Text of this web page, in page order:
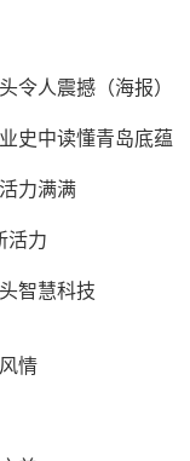
令人震撼（海报）
史中读懂青岛底蕴
力满满
活力
智慧科技
情